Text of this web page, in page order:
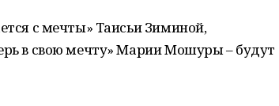
с мечты» Таисьи Зиминой,
в свою мечту» Марии Мошуры – будут